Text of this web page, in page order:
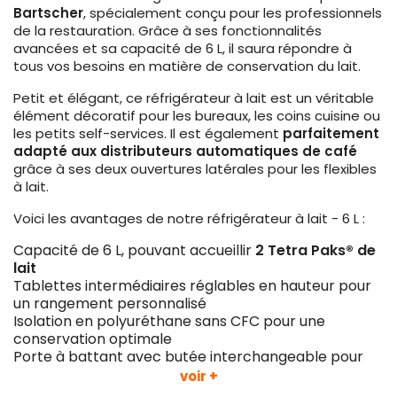
Bartscher, spécialement conçu pour les professionnels
de la restauration. Grâce à ses fonctionnalités
avancées et sa capacité de 6 L, il saura répondre à
tous vos besoins en matière de conservation du lait.
Petit et élégant, ce réfrigérateur à lait est un véritable
élément décoratif pour les bureaux, les coins cuisine ou
les petits self-services. Il est également parfaitement
adapté aux distributeurs automatiques de café
grâce à ses deux ouvertures latérales pour les flexibles
à lait.
Voici les avantages de notre réfrigérateur à lait - 6 L :
Capacité de 6 L, pouvant accueillir 2 Tetra Paks® de
lait
Tablettes intermédiaires réglables en hauteur pour
un rangement personnalisé
Isolation en polyuréthane sans CFC pour une
conservation optimale
Porte à battant avec butée interchangeable pour
une flexibilité d'utilisationvoir +